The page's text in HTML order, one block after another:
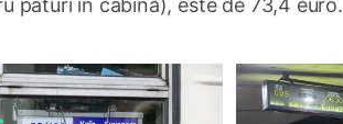
paturi în cabină), este de 73,4 euro.